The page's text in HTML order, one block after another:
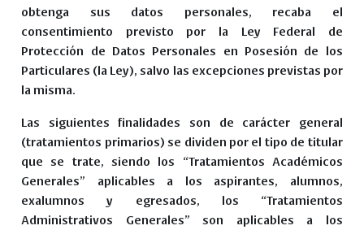
obtenga sus datos personales, recaba el
consentimiento previsto por la Ley Federal de
Protección de Datos Personales en Posesión de los
Particulares (la Ley), salvo las excepciones previstas por
la misma.
Las siguientes finalidades son de carácter general
(tratamientos primarios) se dividen por el tipo de titular
que se trate, siendo los “Tratamientos Académicos
Generales” aplicables a los aspirantes, alumnos,
exalumnos y egresados, los “Tratamientos
Administrativos Generales” son aplicables a los